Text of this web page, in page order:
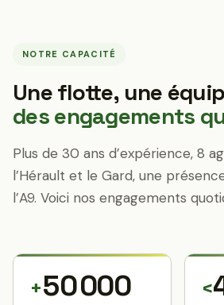
NOTRE CAPACITÉ
Une flotte, une
des engagements
Plus de 30 ans d’expérience, 8
l’Hérault et le Gard, une
l’A9. Voici nos engagements
+50 000 <